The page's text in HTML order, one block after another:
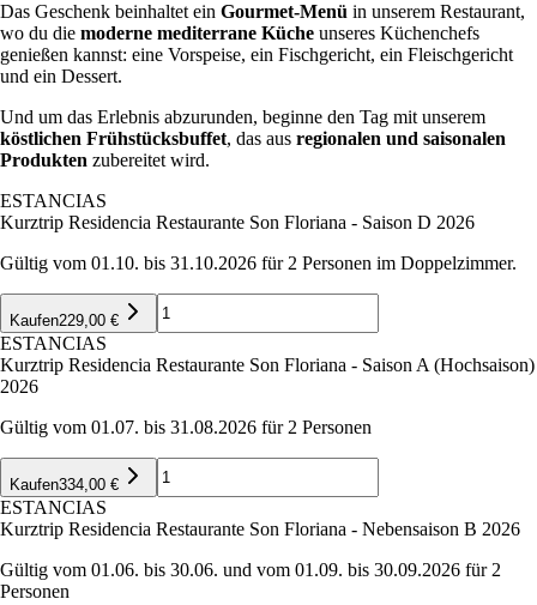
Das Geschenk beinhaltet ein Gourmet-Menü in unserem Restaurant,
wo du die moderne mediterrane Küche unseres Küchenchefs
genießen kannst: eine Vorspeise, ein Fischgericht, ein Fleischgericht
und ein Dessert.
Und um das Erlebnis abzurunden, beginne den Tag mit unserem
köstlichen Frühstücksbuffet, das aus regionalen und saisonalen
Produkten zubereitet wird.
ESTANCIAS
Kurztrip Residencia Restaurante Son Floriana - Saison D 2026
Gültig vom 01.10. bis 31.10.2026 für 2 Personen im Doppelzimmer.
Kaufen229,00 €
ESTANCIAS
Kurztrip Residencia Restaurante Son Floriana - Saison A (Hochsaison)
2026
Gültig vom 01.07. bis 31.08.2026 für 2 Personen
Kaufen334,00 €
ESTANCIAS
Kurztrip Residencia Restaurante Son Floriana - Nebensaison B 2026
Gültig vom 01.06. bis 30.06. und vom 01.09. bis 30.09.2026 für 2
Personen